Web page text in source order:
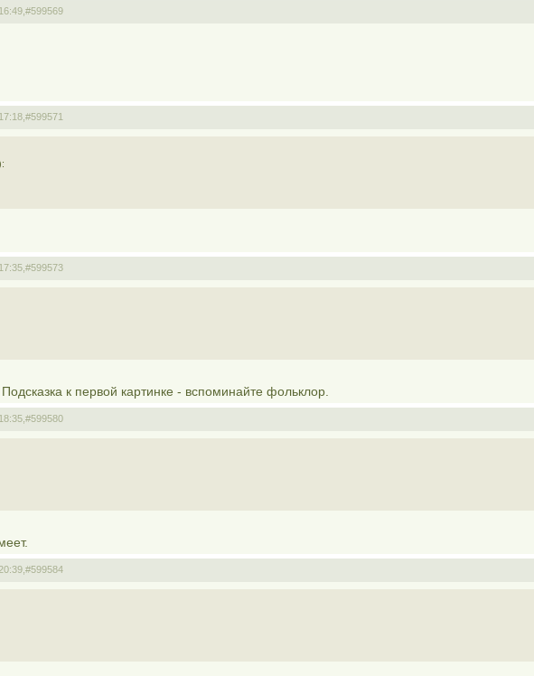
#599569
#599571
#599573
Подсказка к первой картинке - вспоминайте фольклор.
#599580
#599584